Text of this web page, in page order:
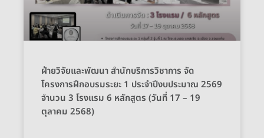
ฝ่ายวิจัยและพัฒนา สำนักบริการวิชาการ จัด
โครงการฝึกอบรมระยะ 1 ประจำปีงบประมาณ 2569
จำนวน 3 โรงแรม 6 หลักสูตร (วันที่ 17 – 19
ตุลาคม 2568)